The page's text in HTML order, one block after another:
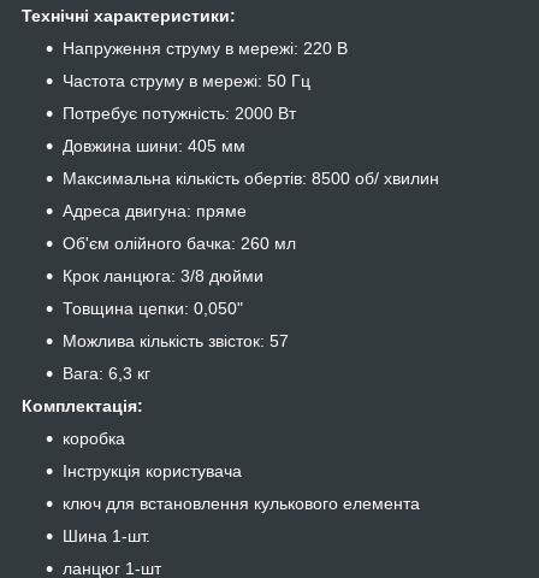
Технічні характеристики:
Напруження струму в мережі: 220 В
Частота струму в мережі: 50 Гц
Потребує потужність: 2000 Вт
Довжина шини: 405 мм
Максимальна кількість обертів: 8500 об/ хвилин
Адреса двигуна: пряме
Об'єм олійного бачка: 260 мл
Крок ланцюга: 3/8 дюйми
Товщина цепки: 0,050"
Можлива кількість звісток: 57
Вага: 6,3 кг
Комплектація:
коробка
Інструкція користувача
ключ для встановлення кулькового елемента
Шина 1-шт.
ланцюг 1-шт